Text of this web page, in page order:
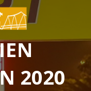
2020